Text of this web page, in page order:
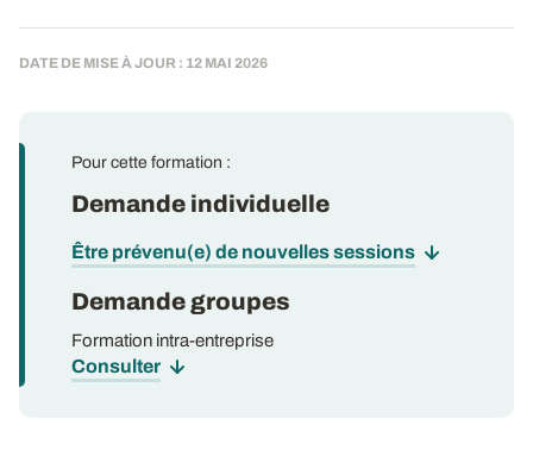
DATE DE MISE À JOUR : 12 MAI 2026
Pour cette formation :
Demande individuelle
Être prévenu(e) de nouvelles sessions
Demande groupes
Formation intra-entreprise
Consulter